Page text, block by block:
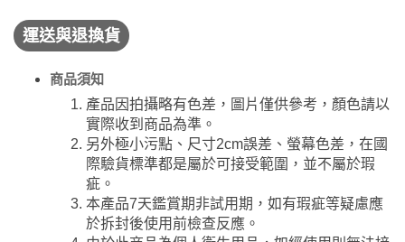
運送與退換貨
商品須知
產品因拍攝略有色差，圖片僅供參考，顏色請以
實際收到商品為準。
另外極小污點、尺寸2cm誤差、螢幕色差，在國
際驗貨標準都是屬於可接受範圍，並不屬於瑕
疵。
本產品7天鑑賞期非試用期，如有瑕疵等疑慮應
於拆封後使用前檢查反應。